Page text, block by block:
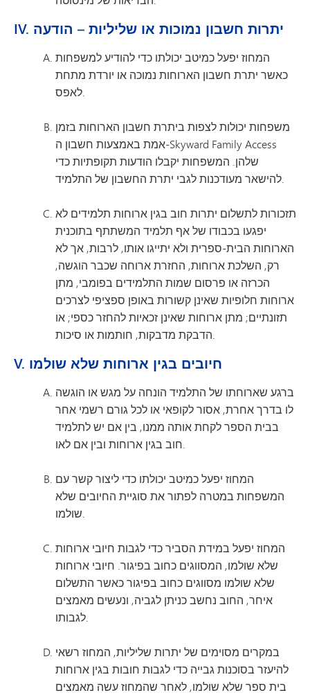
IV. יתרות חשבון נמוכות או שליליות – הודעה
המחוז יפעל כמיטב יכולתו כדי להודיע למשפחות
כאשר יתרת חשבון הארוחות נמוכה או יורדת מתחת
לאפס.
משפחות יכולות לצפות ביתרת חשבון הארוחות בזמן
אמת באמצעות חשבון ה-Skyward Family Access
שלהן. המשפחות יקבלו הודעות תקופתיות כדי
להישאר מעודכנות לגבי יתרת החשבון של התלמיד.
תזכורות לתשלום יתרות חוב בגין ארוחות תלמידים לא
יפגעו בכבודו של אף תלמיד המשתתף בתוכנית
הארוחות הבית-ספרית ולא יתייגו אותו, לרבות, אך לא
רק, השלכת ארוחות, החזרת ארוחה שכבר הוגשה,
הכרזה או פרסום שמות התלמידים בפומבי, מתן
ארוחות חלופיות שאינן קשורות באופן ספציפי לצרכים
תזונתיים; מתן ארוחות שאינן זכאיות להחזר כספי; או
הדבקת מדבקות, חותמות או סיכות.
V. חיובים בגין ארוחות שלא שולמו
ברגע שארוחתו של התלמיד הונחה על מגש או הוגשה
לו בדרך אחרת, אסור לקופאי או לכל גורם רשמי אחר
בבית הספר לקחת אותה ממנו, בין אם יש לתלמיד
חוב בגין ארוחות ובין אם לאו.
המחוז יפעל כמיטב יכולתו כדי ליצור קשר עם
המשפחות במטרה לפתור את סוגיית החיובים שלא
שולמו.
המחוז יפעל במידת הסביר כדי לגבות חיובי ארוחות
שלא שולמו, המסווגים כחוב בפיגור. חיובי ארוחות
שלא שולמו מסווגים כחוב בפיגור כאשר התשלום
איחר, החוב נחשב כניתן לגביה, ונעשים מאמצים
לגבותו.
במקרים מסוימים של יתרות שליליות, המחוז רשאי
להיעזר בסוכנות גבייה כדי לגבות חובות בגין ארוחות
בית ספר שלא שולמו, לאחר שהמחוז עשה מאמצים